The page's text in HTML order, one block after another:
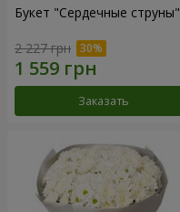
Букет "Сердечные струны"
2 227 грн
Заказать